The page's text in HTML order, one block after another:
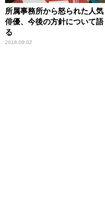
所属事務所から怒られた人気
俳優、今後の方針について語
る
2018.09.02